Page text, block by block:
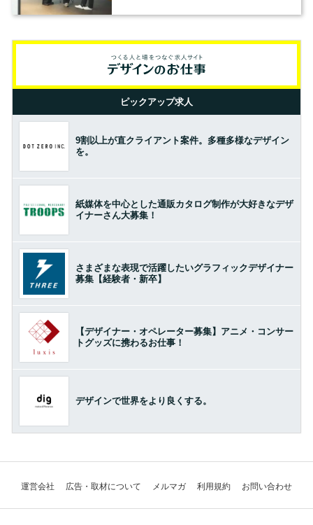
ピックアップ求人
9割以上が直クライアント案件。多種多様なデザイン
を。
紙媒体を中心とした通販カタログ制作が大好きなデザ
イナーさん大募集！
さまざまな表現で活躍したいグラフィックデザイナー
募集【経験者・新卒】
【デザイナー・オペレーター募集】アニメ・コンサー
トグッズに携わるお仕事！
デザインで世界をより良くする。
運営会社 広告・取材について メルマガ 利用規約 お問い合わせ